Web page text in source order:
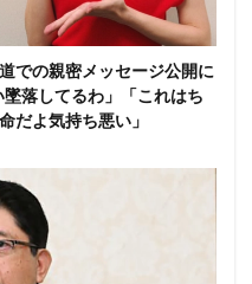
での親密メッセージ公開に
落してるわ」「これはち
だよ気持ち悪い」